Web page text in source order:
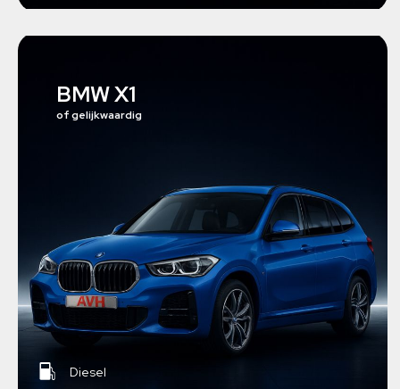
BMW X1
of gelijkwaardig
Diesel